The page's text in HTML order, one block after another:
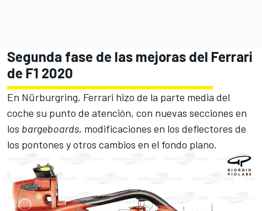
Segunda fase de las mejoras del Ferrari
de F1 2020
En Nürburgring, Ferrari hizo de la parte media del
coche su punto de atención, con nuevas secciones en
los bargeboards, modificaciones en los deflectores de
los pontones y otros cambios en el fondo plano.